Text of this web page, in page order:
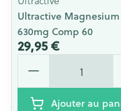
Ultractive Magnesium
630mg Comp 60
29,95 €
Quantité
Ajouter au